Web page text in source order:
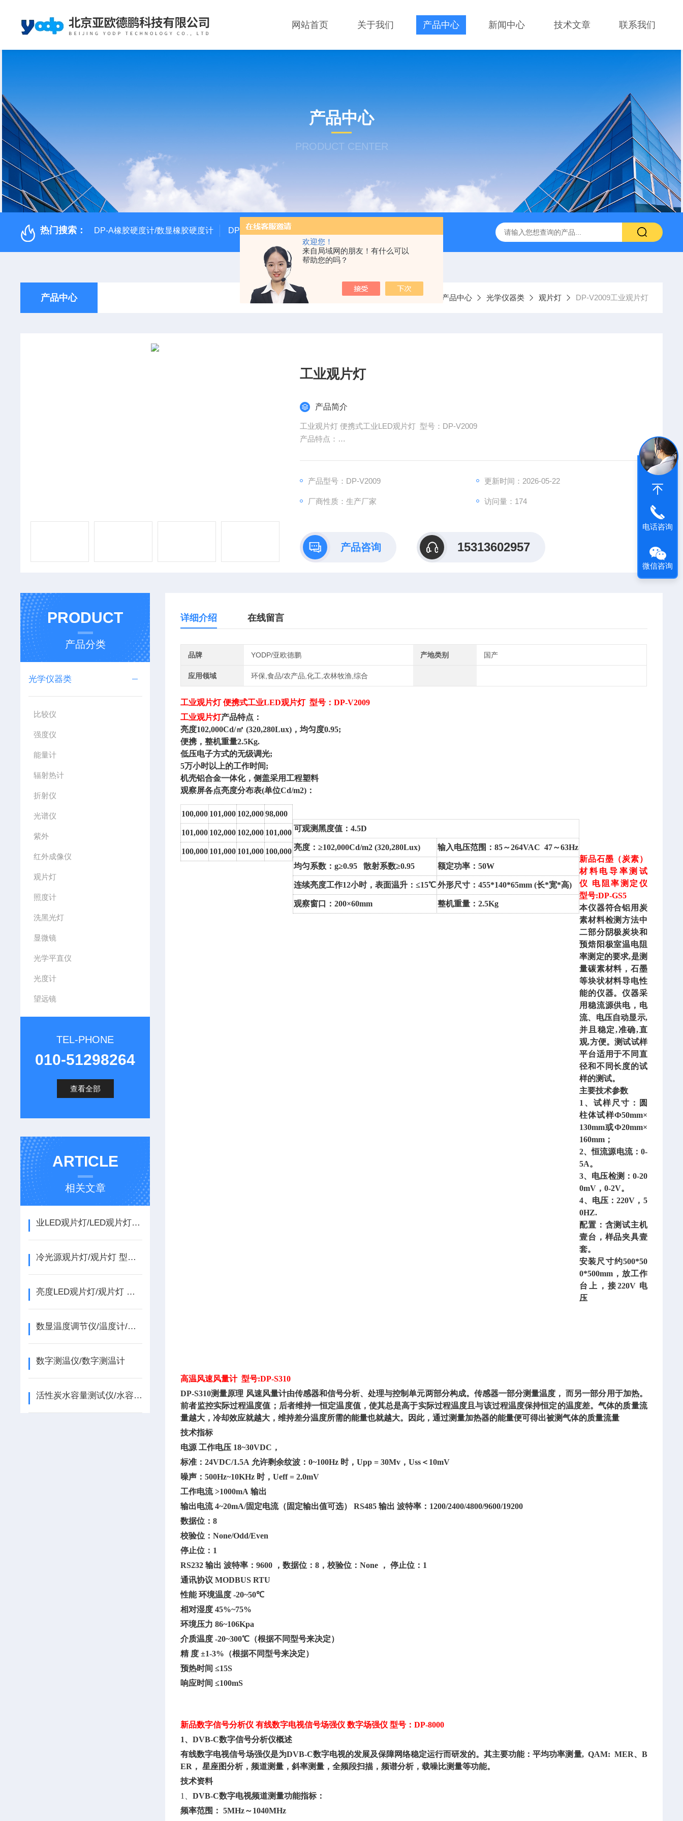
欢迎您！
来自局域网的朋友！有什么可以
帮助您的吗？
网站首页 关于我们 产品中心 新闻中心 技术文章 联系我们
产品中心
PRODUCT CENTER
热门搜索： DP-A橡胶硬度计/数显橡胶硬度计 DP17392汽液两相流实验仪 DP-BCGY-1便携式测仪/测仪 DP-DFYF-109ZS
产品中心 当前位置：首页 产品中心 光学仪器类 观片灯 DP-V2009工业观片灯
工业观片灯
产品简介
工业观片灯 便携式工业LED观片灯 型号：DP-V2009
产品特点：
低压电子方式的无级调光;
产品型号：DP-V2009 更新时间：2026-05-22
厂商性质：生产厂家 访问量：174
产品咨询 15313602957
PRODUCT
产品分类
光学仪器类
比较仪
强度仪
能量计
辐射热计
折射仪
光谱仪
紫外
红外成像仪
观片灯
照度计
洗黑光灯
显微镜
光学平直仪
光度计
望远镜
TEL-PHONE
010-51298264
查看全部
ARTICLE
相关文章
业LED观片灯/LED观片灯/观片灯
冷光源观片灯/观片灯 型号:DP24818 特点
亮度LED观片灯/观片灯 型号:DP24817 特点
数显温度调节仪/温度计/测温仪
数字测温仪/数字测温计
活性炭水容量测试仪/水容量测定装置/
详细介绍 在线留言
品牌 YODP/亚欧德鹏 产地类别 国产
应用领域 环保,食品/农产品,化工,农林牧渔,综合
工业观片灯便携式工业LED观片灯 型号：DP-V2009
工业观片灯产品特点：
亮度102,000Cd/㎡ (320,280Lux)，均匀度0.95;
便携，整机重量2.5Kg.
低压电子方式的无级调光;
5万小时以上的工作时间;
机壳铝合金一体化，侧盖采用工程塑料
观察屏各点亮度分布表(单位Cd/m2)：
100,000 101,000 102,00098,000
101,000 102,000 102,000 101,000
100,000 101,000 101,000 100,000
可观测黑度值：4.5D
亮度：≥102,000Cd/m2 (320,280Lux) 输入电压范围：85～264VAC 47～63Hz
均匀系数：g≥0.95 散射系数≥0.95 额定功率：50W
连续亮度工作12小时，表面温升：≤15℃外形尺寸：455*140*65mm (长*宽*高)
观察窗口：200×60mm 整机重量：2.5Kg
新品石墨（炭素）
材料电导率测试
仪
电阻率测定仪
型号:DP-GS5
本仪器符合铝用炭
素材料检测方法中
二部分阴极炭块和
预焙阳极室温电阻
率测定的要求,是测
量碳素材料，石墨
等块状材料导电性
能的仪器。仪器采
用稳流源供电，电
流、电压自动显示,
并且稳定,准确,直
观,方便。测试试样
平台适用于不同直
径和不同长度的试
样的测试。
主要技术参数
1、试样尺寸：圆
柱体试样Ф50mm×
130mm或Ф20mm×
160mm；
2、恒流源电流：0-
5A。
3、电压检测：0-20
0mV，0-2V。
4、电压：220V，5
0HZ.
配置：含测试主机
壹台，样品夹具壹
套。
安装尺寸约500*50
0*500mm，放工作
台上，接220V 电
压
高温风速风量计型号:DP-S310
DP-S310测量原理 风速风量计由传感器和信号分析、处理与控制单元两部分构成。传感器一部分测量温度， 而另一部分用于加热。
前者监控实际过程温度值；后者维持一恒定温度值，使其总是高于实际过程温度且与该过程温度保持恒定的温度差。气体的质量流
量越大，冷却效应就越大，维持差分温度所需的能量也就越大。因此，通过测量加热器的能量便可得出被测气体的质量流量
技术指标
电源 工作电压 18~30VDC，
标准：24VDC/1.5A 允许剩余纹波：0~100Hz 时，Upp = 30Mv，Uss＜10mV
噪声：500Hz~10KHz 时，Ueff = 2.0mV
工作电流 >1000mA 输出
输出电流 4~20mA/固定电流（固定输出值可选） RS485 输出 波特率：1200/2400/4800/9600/19200
数据位：8
校验位：None/Odd/Even
停止位： 1
RS232 输出 波特率：9600 ，数据位：8，校验位：None ， 停止位：1
通讯协议 MODBUS RTU
性能 环境温度 -20~50℃
相对湿度 45%~75%
环境压力 86~106Kpa
介质温度 -20~300℃（根据不同型号来决定）
精 度 ±1-3%（根据不同型号来决定）
预热时间 ≤15S
响应时间 ≤100mS
新品数字信号分析仪 有线数字电视信号场强仪 数字场强仪 型号：DP-8000
1、DVB-C数字信号分析仪概述
有线数字电视信号场强仪是为DVB-C数字电视的发展及保障网络稳定运行而研发的。其主要功能：平均功率测量, QAM: MER、B
ER， 星座图分析，频道测量，斜率测量，全频段扫描，频谱分析，载噪比测量等功能。
技术资料
1、DVB-C数字电视频道测量功能指标：
频率范围： 5MHz～1040MHz
电话咨询
微信咨询